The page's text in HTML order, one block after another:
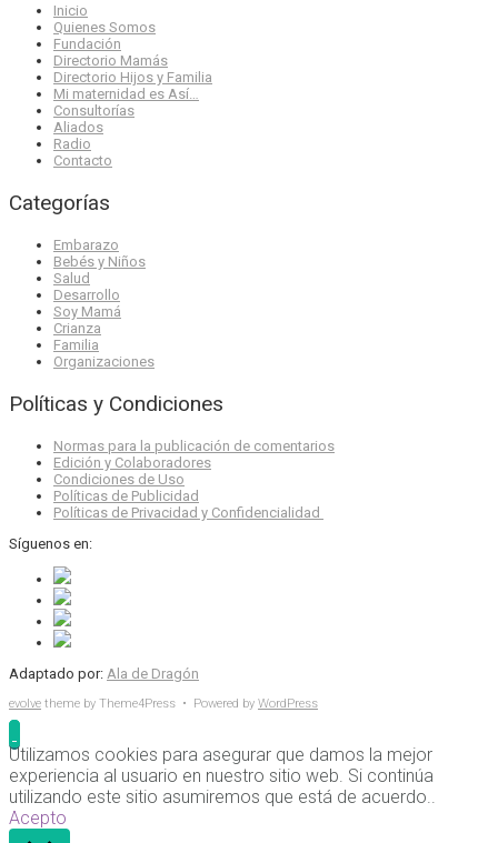
Inicio
Quienes Somos
Fundación
Directorio Mamás
Directorio Hijos y Familia
Mi maternidad es Así…
Consultorías
Aliados
Radio
Contacto
Categorías
Embarazo
Bebés y Niños
Salud
Desarrollo
Soy Mamá
Crianza
Familia
Organizaciones
Políticas y Condiciones
Normas para la publicación de comentarios
Edición y Colaboradores
Condiciones de Uso
Políticas de Publicidad
Políticas de Privacidad y Confidencialidad
Síguenos en:
Adaptado por: Ala de Dragón
evolve theme by Theme4Press • Powered by WordPress
Utilizamos cookies para asegurar que damos la mejor
experiencia al usuario en nuestro sitio web. Si continúa
utilizando este sitio asumiremos que está de acuerdo..
Acepto